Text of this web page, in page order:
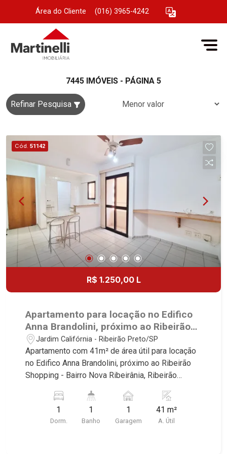
Área do Cliente (016) 3965-4242
7445 IMÓVEIS - PÁGINA 5
Refinar Pesquisa
Cód. 51142
R$ 1.250,00 L
Apartamento para locação no Edifico
Anna Brandolini, próximo ao Ribeirão
Shopping - Ribeirão Preto/SP.
Jardim Califórnia - Ribeirão Preto/SP
Apartamento com 41m² de área útil para locação
no Edifico Anna Brandolini, próximo ao Ribeirão
Shopping - Bairro Nova Ribeirânia, Ribeirão
imóvel que a Martinelli Imobiliária selecionou
para você: - 41m² de área útil - 1 dormitório com
armário - Banheiro social - Sala 2 ambientes -
1
Dorm.
1
Banho
1
Garagem
41 m²
A. Útil